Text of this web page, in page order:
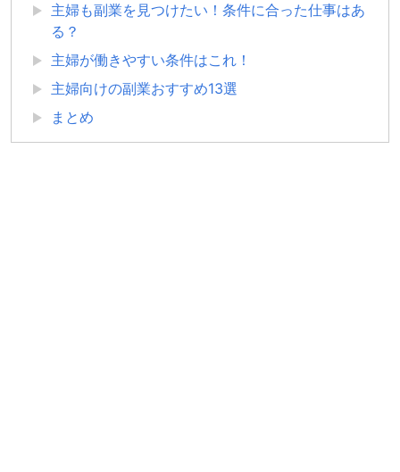
主婦も副業を見つけたい！条件に合った仕事はあ
る？
主婦が働きやすい条件はこれ！
主婦向けの副業おすすめ13選
まとめ